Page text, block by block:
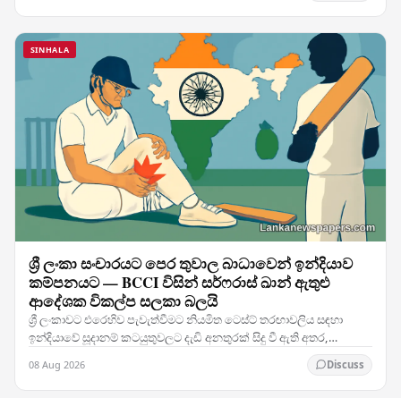
SINHALA
ශ්‍රී ලංකා සංචාරයට පෙර තුවාල බාධාවෙන් ඉන්දියාව
කම්පනයට — BCCI විසින් සර්ෆරාස් ඛාන් ඇතුළු
ආදේශක විකල්ප සලකා බලයි
ශ්‍රී ලංකාවට එරෙහිව පැවැත්වීමට නියමිත ටෙස්ට් තරඟාවලිය සඳහා
ඉන්දියාවේ සූදානම් කටයුතුවලට දැඩි අනතුරක් සිදු වී ඇති අතර,
08 Aug 2026 Discuss